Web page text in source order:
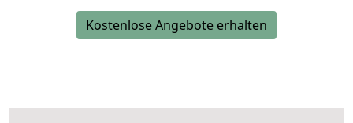
Kostenlose Angebote erhalten